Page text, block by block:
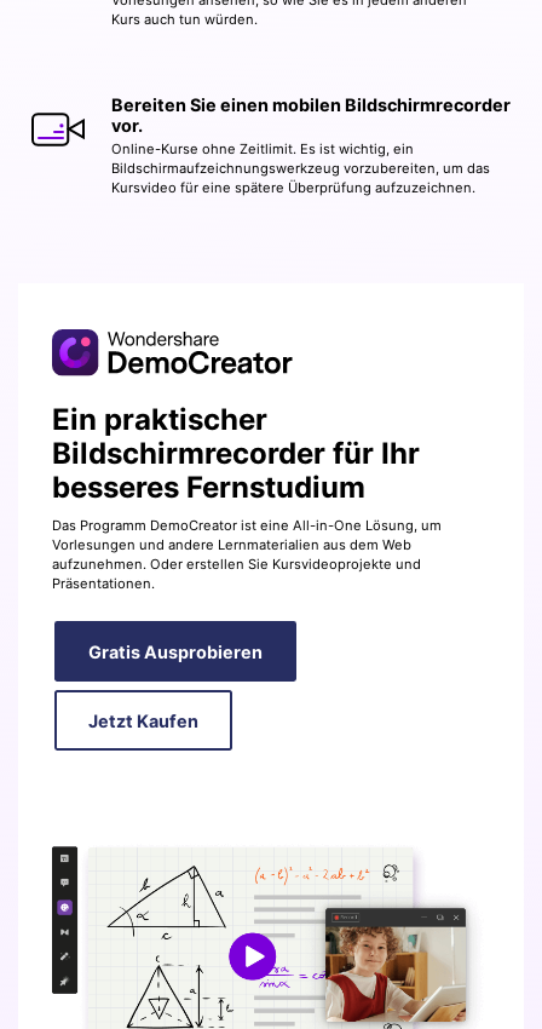
Kurs auch tun würden.
Bereiten Sie einen mobilen Bildschirmrecorder
vor.
Online-Kurse ohne Zeitlimit. Es ist wichtig, ein
Bildschirmaufzeichnungswerkzeug vorzubereiten, um das
Kursvideo für eine spätere Überprüfung aufzuzeichnen.
Ein praktischer
Bildschirmrecorder für Ihr
besseres Fernstudium
Das Programm DemoCreator ist eine All-in-One Lösung, um
Vorlesungen und andere Lernmaterialien aus dem Web
aufzunehmen. Oder erstellen Sie Kursvideoprojekte und
Präsentationen.
Gratis Ausprobieren
Jetzt Kaufen